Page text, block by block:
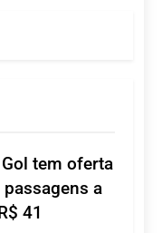
da
2026
2026
carreira
Wyndham
2026
42
fase
do
2026
tem oferta
a
41